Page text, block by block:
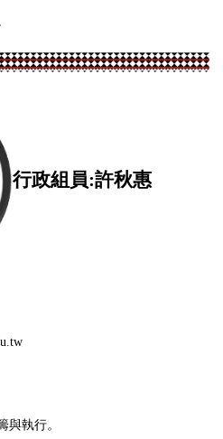
行政組員:許秋惠
與執行。